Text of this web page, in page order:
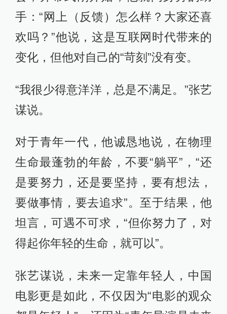
手：“网上（反馈）怎么样？大家还喜
欢吗？”他说，这是互联网时代带来的
变化，但他对自己的“苛刻”没有变。
“我很少得意洋洋，总是不满足。”张艺
谋说。
对于青年一代，他诚恳地说，在物理
生命最蓬勃的年龄，不要“躺平”，“还
是要努力，还是要坚持，要有想法，
要做事情，要去追求”。至于结果，他
坦言，可遇不可求，“但你努力了，对
得起你年轻的生命，就可以”。
张艺谋说，未来一定靠年轻人，中国
电影更是如此，不仅因为“电影的观众